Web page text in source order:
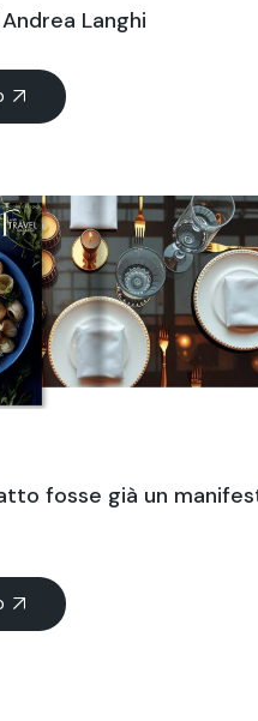
Langhi
fosse già un